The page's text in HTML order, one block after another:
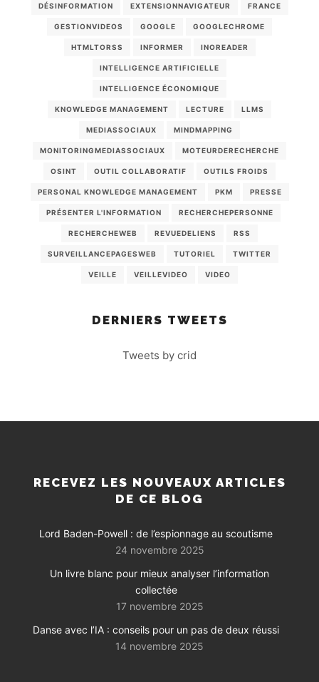
DÉSINFORMATION EXTENSIONNAVIGATEUR FRANCE
GESTIONVIDEOS GOOGLE GOOGLECHROME
HTMLTORSS INFORMER INOREADER
INTELLIGENCE ARTIFICIELLE
INTELLIGENCE ÉCONOMIQUE
KNOWLEDGE MANAGEMENT LECTURE LLMS
MEDIASSOCIAUX MINDMAPPING
MONITORINGMEDIASSOCIAUX MOTEURDERECHERCHE
OSINT OUTIL COLLABORATIF OUTILS FROIDS
PERSONAL KNOWLEDGE MANAGEMENT PKM PRESSE
PRÉSENTER L'INFORMATION RECHERCHEPERSONNE
RECHERCHEWEB REVUEDELIENS RSS
SURVEILLANCEPAGESWEB TUTORIEL TWITTER
VEILLE VEILLEVIDEO VIDEO
DERNIERS TWEETS
Tweets by crid
RECEVEZ LES NOUVEAUX ARTICLES
DE CE BLOG
Lord Baden-Powell : de l’espionnage au scoutisme
24 novembre 2025
Un livre blanc pour mieux analyser l’information
collectée
17 novembre 2025
Danse avec l’IA : conseils pour un pas de deux réussi
14 novembre 2025